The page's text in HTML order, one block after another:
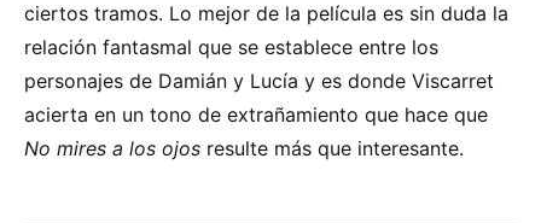
ciertos tramos. Lo mejor de la película es sin duda la
relación fantasmal que se establece entre los
personajes de Damián y Lucía y es donde Viscarret
acierta en un tono de extrañamiento que hace que
No mires a los ojos resulte más que interesante.